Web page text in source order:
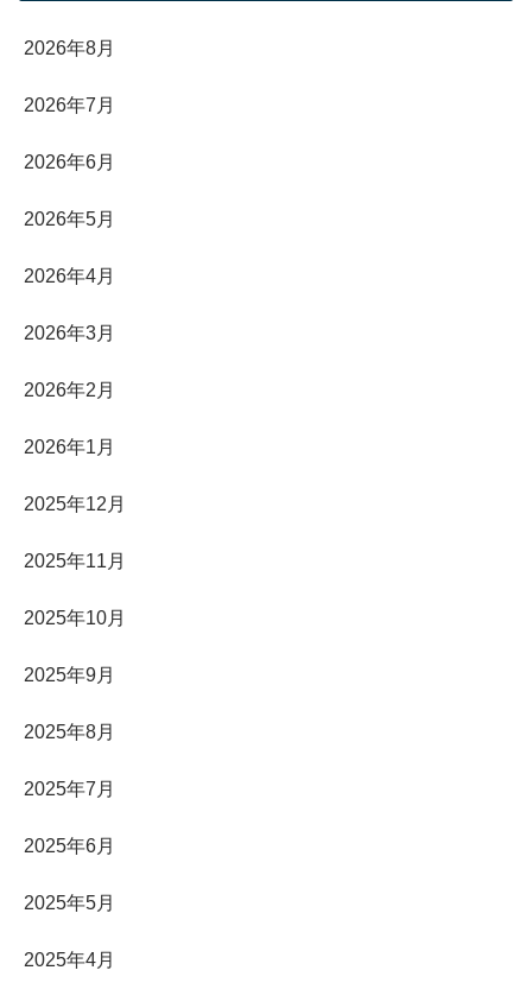
2026年8月
2026年7月
2026年6月
2026年5月
2026年4月
2026年3月
2026年2月
2026年1月
2025年12月
2025年11月
2025年10月
2025年9月
2025年8月
2025年7月
2025年6月
2025年5月
2025年4月